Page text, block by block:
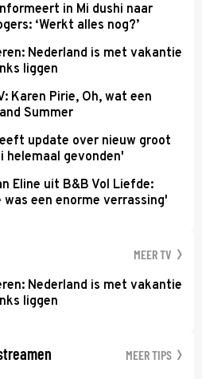
in Mi dushi naar
‘Werkt alles nog?’
Nederland is met vakantie
liggen
Karen Pirie, Oh, wat een
Summer
update over nieuw groot
helemaal gevonden'
Eline uit B&B Vol Liefde:
was een enorme verrassing'
MEER TV
Nederland is met vakantie
liggen
MEER TIPS